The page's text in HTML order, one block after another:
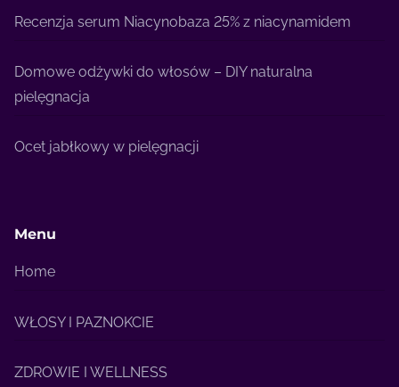
Recenzja serum Niacynobaza 25% z niacynamidem
Domowe odżywki do włosów – DIY naturalna
pielęgnacja
Ocet jabłkowy w pielęgnacji
Menu
Home
WŁOSY I PAZNOKCIE
ZDROWIE I WELLNESS